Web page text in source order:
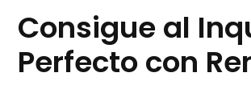
Consigue al
Perfecto con